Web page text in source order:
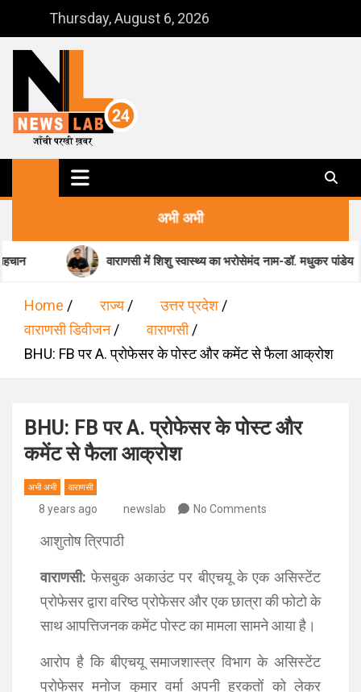
content
Thursday, August 6, 2026
NewsLab24
जाँची परखी ख़बर
अभी अभी
वाराणसी में शिशु स्वास्थ्य का भरोसेमंद नाम-डॉ. मधुकर पांडेय
Home राज्य
उत्तर प्रदेश
वाराणसी डिवीजन
वाराणसी
BHU: FB पर A. प्रोफेसर के पोस्ट और कमेंट से फैला आक्रोश
BHU: FB पर A. प्रोफेसर के पोस्ट और
कमेंट से फैला आक्रोश
अभी अभी वाराणसी
8 years ago newslab No Comments
आशुतोष त्रिपाठी
वाराणसी: फेसबुक अकाउंट पर बीएचयू के एक असिस्टेंट
प्रोफेसर द्वारा वरिष्ठ प्रोफेसर और एक छात्रा की फोटो के
साथ आपत्तिजनक कमेंट पोस्ट का मामला सामने आया है।
आरोप है कि बीएचयू समाजशास्त्र विभाग के असिस्टेंट
प्रोफेसर मनोज कुमार वर्मा अपनी हरकतों को लेकर